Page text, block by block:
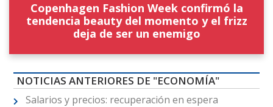
Copenhagen Fashion Week confirmó la
tendencia beauty del momento y el frizz
deja de ser un enemigo
NOTICIAS ANTERIORES DE "ECONOMÍA"
Salarios y precios: recuperación en espera